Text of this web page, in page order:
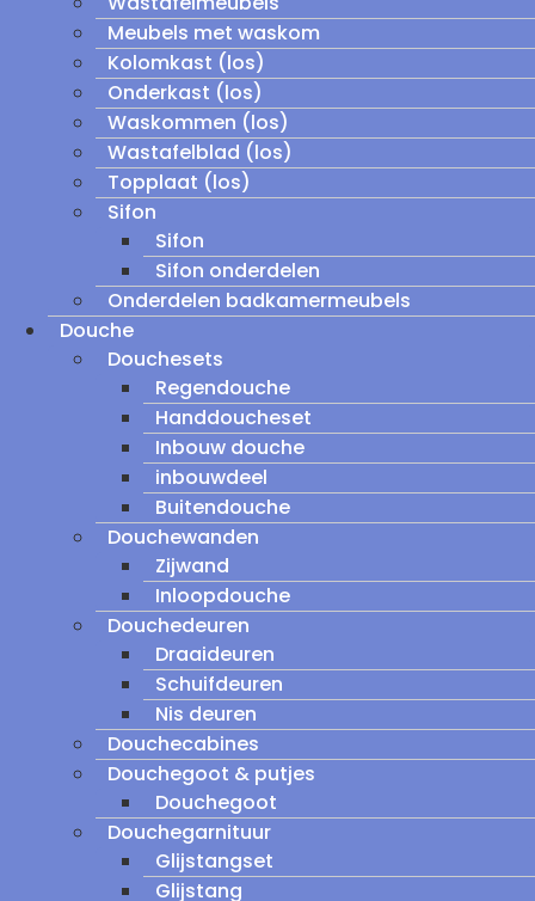
Meubels met waskom
Kolomkast (los)
Onderkast (los)
Waskommen (los)
Wastafelblad (los)
Topplaat (los)
Sifon
Sifon
Sifon onderdelen
Onderdelen badkamermeubels
Douche
Douchesets
Regendouche
Handdoucheset
Inbouw douche
inbouwdeel
Buitendouche
Douchewanden
Zijwand
Inloopdouche
Douchedeuren
Draaideuren
Schuifdeuren
Nis deuren
Douchecabines
Douchegoot & putjes
Douchegoot
Douchegarnituur
Glijstangset
Glijstang